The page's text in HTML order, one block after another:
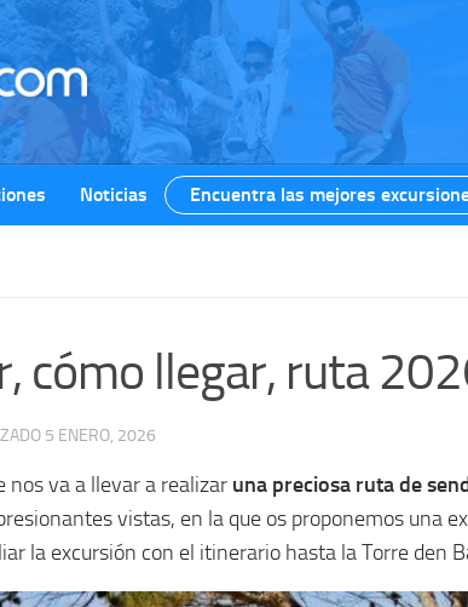
Noticias Encuentra las mejores
cómo llegar, ruta
5 ENERO, 2026
nos va a llevar a realizar una preciosa ruta de
vistas, en la que os proponemos una
la excursión con el itinerario hasta la Torre den